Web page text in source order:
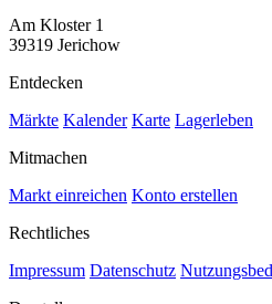
Am Kloster 1
39319 Jerichow
Entdecken
Märkte Kalender Karte Lagerleben
Mitmachen
Markt einreichen Konto erstellen
Rechtliches
Impressum Datenschutz